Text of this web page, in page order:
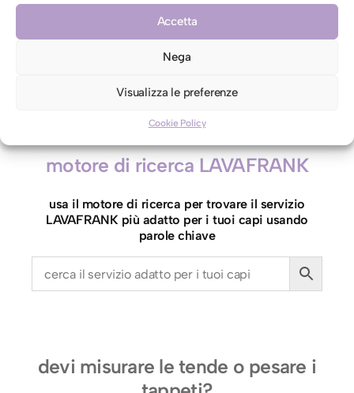
Accetta
Nega
Visualizza le preferenze
Cookie Policy
contro etichetta indicante lavaggio a secco
o
u
n
motore di ricerca LAVAFRANK
usa il motore di ricerca per trovare il servizio
LAVAFRANK più adatto per i tuoi capi usando
parole chiave
devi misurare le tende o pesare i